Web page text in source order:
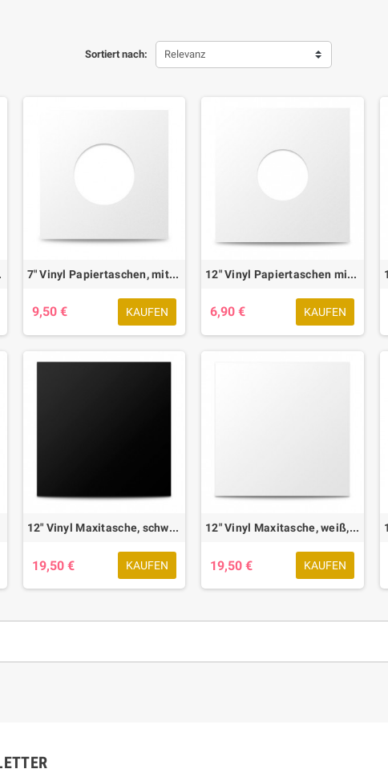
Sortiert nach: Relevanz
7" Vinyl Papiertaschen, mit Doppellochung, weiß, 50 Stk.
9,50 € KAUFEN
12" Vinyl Papiertaschen mit Doppellochung, weiß, 50 Stk.
6,90 € KAUFEN
12" Vinyl Maxitasche, schwarz, 50 Stk.
19,50 € KAUFEN
12" Vinyl Maxitasche, weiß, 50 Stk.
19,50 € KAUFEN